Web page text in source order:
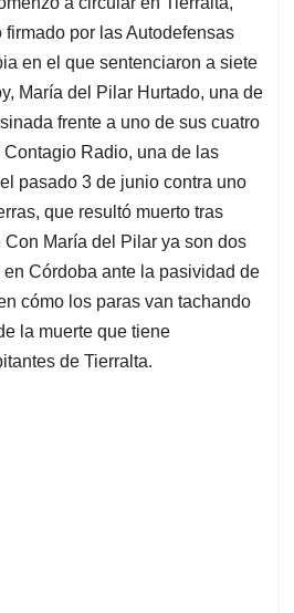
a
d
s
por las Autodefensas
en el que sentenciaron a siete
María del Pilar Hurtado, una de
frente a uno de sus cuatro
Radio, una de las
pasado 3 de junio contra uno
que resultó muerto tras
María del Pilar ya son dos
Córdoba ante la pasividad de
cómo los paras van tachando
la muerte que tiene
de Tierralta.